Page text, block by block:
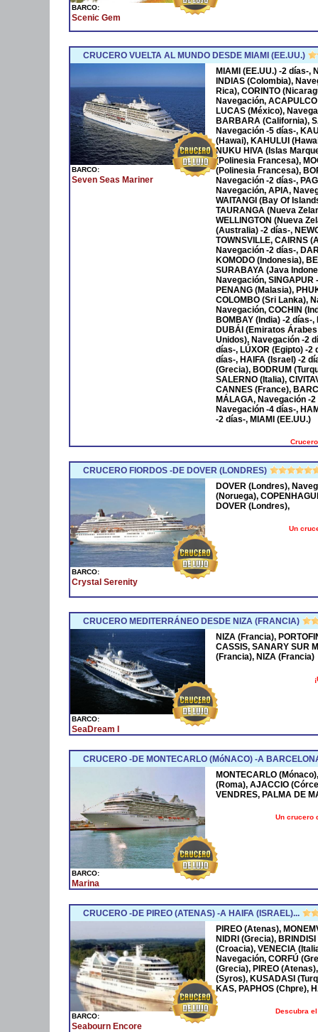
BARCO:
Scenic Gem
CRUCERO VUELTA AL MUNDO DESDE MIAMI (EE.UU.)
BARCO:
Seven Seas Mariner
MIAMI (EE.UU.) -2 días-,
INDIAS (Colombia),
Rica), CORINTO
Navegación,
LUCAS (México),
BARBARA (California),
Navegación -5 días-,
(Hawai), KAHULUI
NUKU HIVA (Islas
(Polinesia Francesa),
(Polinesia Francesa),
Navegación -2 días-,
Navegación, APIA,
WAITANGI (Bay Of
TAURANGA (Nueva
WELLINGTON (Nueva
(Australia) -2 días-,
TOWNSVILLE, CAIRNS
Navegación -2 días-,
KOMODO (Indonesia),
SURABAYA (Java
Navegación, SINGAPUR
PENANG (Malasia),
COLOMBO (Sri Lanka),
Navegación, COCHIN
BOMBAY (India) -2 días-
DUBÁI (Emiratos
Unidos), Navegación -2
días-, LÚXOR (Egipto) -
días-, HAIFA (Israel) -2
(Grecia), BODRUM
SALERNO (Italia),
CANNES (France),
MÁLAGA, Navegación -
Navegación -4 días-,
-2 días-, MIAMI (EE.UU.)
CRUCERO FIORDOS -DE DOVER (LONDRES)
BARCO:
Crystal Serenity
DOVER (Londres),
(Noruega),
DOVER (Londres),
Un
CRUCERO MEDITERRÁNEO DESDE NIZA (FRANCIA)
BARCO:
SeaDream I
NIZA (Francia),
CASSIS, SANARY SUR
(Francia), NIZA (Francia)
CRUCERO -DE MONTECARLO (MóNACO) -A
BARCO:
Marina
MONTECARLO
(Roma), AJACCIO
VENDRES, PALMA DE
Un crucero
CRUCERO -DE PIREO (ATENAS) -A HAIFA (ISRAEL)...
BARCO:
Seabourn Encore
PIREO (Atenas),
NIDRI (Grecia),
(Croacia), VENECIA
Navegación, CORFÚ
(Grecia), PIREO
(Syros), KUSADASI
KAS, PAPHOS (Chpre),
Descubra